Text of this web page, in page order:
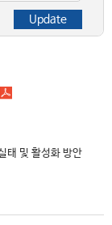
및 활성화 방안